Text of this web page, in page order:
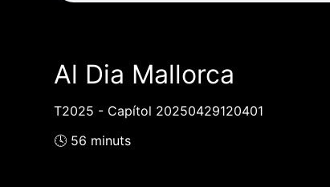
Al Dia Mallorca
T2025 - Capítol 20250429120401
🕓 56 minuts